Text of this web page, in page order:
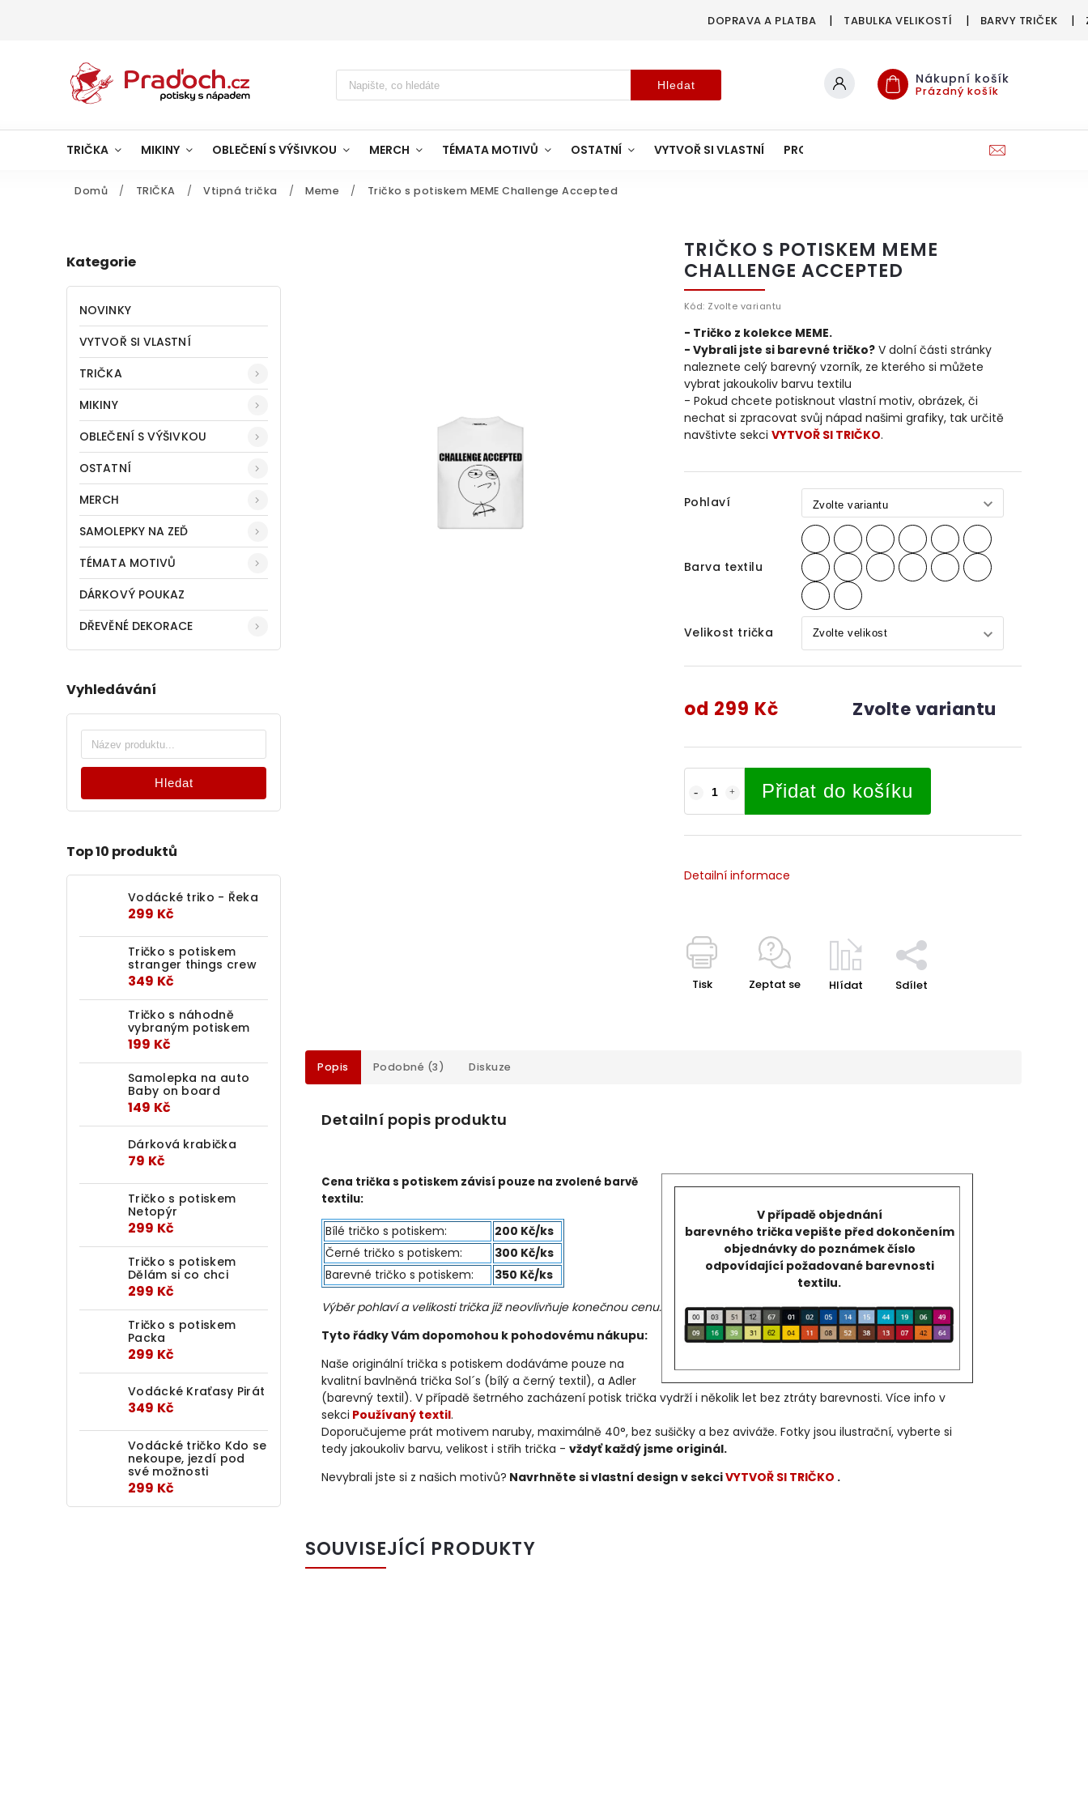
DOPRAVA A PLATBA TABULKA VELIKOSTÍ BARVY TRIČEK
Hledat Nákupní košík
Prázdný košík
TRIČKA MIKINY OBLEČENÍ S VÝŠIVKOU MERCH TÉMATA MOTIVŮ OSTATNÍ VYTVOŘ SI VLASTNÍ PRO FIRMY & SPOLKY
Domů / TRIČKA / Vtipná trička / Meme / Tričko s potiskem MEME Challenge Accepted
Kategorie
NOVINKY
VYTVOŘ SI VLASTNÍ
TRIČKA
MIKINY
OBLEČENÍ S VÝŠIVKOU
OSTATNÍ
MERCH
SAMOLEPKY NA ZEĎ
TÉMATA MOTIVŮ
DÁRKOVÝ POUKAZ
DŘEVĚNÉ DEKORACE
Vyhledávání
Hledat
Top 10 produktů
Vodácké triko - Řeka
299 Kč
Tričko s potiskem
stranger things crew
349 Kč
Tričko s náhodně
vybraným potiskem
199 Kč
Samolepka na auto
Baby on board
149 Kč
Dárková krabička
79 Kč
Tričko s potiskem
Netopýr
299 Kč
Tričko s potiskem
Dělám si co chci
299 Kč
Tričko s potiskem
Packa
299 Kč
Vodácké Kraťasy Pirát
349 Kč
Vodácké tričko Kdo se
nekoupe, jezdí pod
své možnosti
299 Kč
TRIČKO S POTISKEM MEME
CHALLENGE ACCEPTED
Kód: Zvolte variantu
Pohlaví
Barva textilu
Velikost trička
od 299 Kč Zvolte variantu
Přidat do košíku
- Tričko z kolekce MEME.
- Vybrali jste si barevné tričko?V dolní části stránky
naleznete celý barevný vzorník, ze kterého si můžete
vybrat jakoukoliv barvu textilu
- Pokud chcete potisknout vlastní motiv, obrázek, či
nechat si zpracovat svůj nápad našimi grafiky, tak určitě
navštivte sekci VYTVOŘ SI TRIČKO.
Detailní informace
Tisk Zeptat se Hlídat Sdílet
Popis Podobné (3) Diskuze
Detailní popis produktu
V případě objednání
barevného trička vepište před dokončením
objednávky do poznámek číslo
odpovídající požadované barevnosti
textilu.
Cena trička s potiskem závisí pouze na zvolené barvě
textilu:
Bílé tričko s potiskem:
200 Kč/ks
Černé tričko s potiskem:
300 Kč/ks
Barevné tričko s potiskem:
350 Kč/ks
Výběr pohlaví a velikosti trička již neovlivňuje konečnou cenu.
Tyto řádky Vám dopomohou k pohodovému nákupu:
Naše originální trička s potiskem dodáváme pouze na
kvalitní bavlněná trička Sol´s (bílý a černý textil), a Adler
(barevný textil). V případě šetrného zacházení potisk trička vydrží i několik let bez ztráty barevnosti. Více info v
sekci Používaný textil.
Doporučujeme prát motivem naruby, maximálně 40°, bez sušičky a bez aviváže. Fotky jsou ilustrační, vyberte si
tedy jakoukoliv barvu, velikost i střih trička - vždyť každý jsme originál.
Nevybrali jste si z našich motivů? Navrhněte si vlastní design v sekciVYTVOŘ SI TRIČKO .
SOUVISEJÍCÍ PRODUKTY